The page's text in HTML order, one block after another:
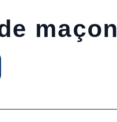
maçon